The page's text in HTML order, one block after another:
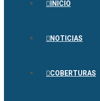
INICIO
NOTICIAS
COBERTURAS